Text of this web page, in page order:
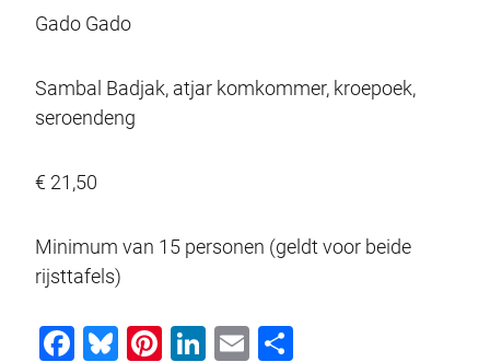
Gado Gado
Sambal Badjak, atjar komkommer, kroepoek,
seroendeng
€ 21,50
Minimum van 15 personen (geldt voor beide
rijsttafels)
F
Bl Pi Li
E